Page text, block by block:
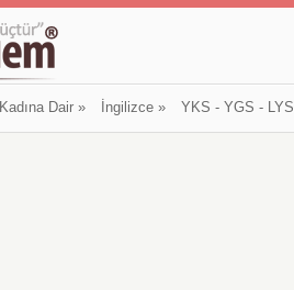
Kadına Dair» İngilizce» YKS - YGS - LYS